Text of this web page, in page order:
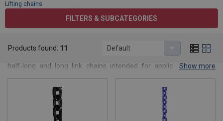
Lifting chains
FILTERS & SUBCATEGORIES
CERTEX offers lifting chains in various grades, as well as short,
half-long and long link chains intended for applications where
components adapted to different applications. If you cannot find
what you are looking for, please contact us for expert advice.
Show more
Products found: 11 Default